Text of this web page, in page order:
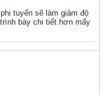
tuyến sẽ làm giảm độ
bày chi tiết hơn mấy